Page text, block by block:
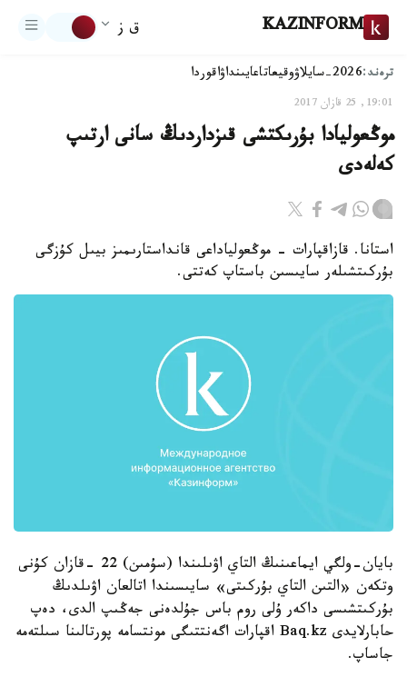
KAZINFORM ق ز
ترەند:2026-سايلاۋ وقيعاتاعايىنداۋاقوردا
19:01, 25 قازان 2017
موڭعوليادا بۇرىكتشى قىزداردىڭ سانى ارتىپ
كەلەدى
استانا. قازاقپارات - موڭعولياداعى قانداستارىمىز بيىل كۇزگى
بۇركىتشىلەر سايىسىن باستاپ كەتتى.
بايان-ولگي ايماعىنىڭ التاي اۋىلىندا (سۇمىن) 22 -قازان كۇنى
وتكەن «التىن التاي بۇركىتى» سايىسىندا اتالعان اۋىلدىڭ
بۇركىتشىسى داكەر ۇلى روم باس جۇلدەنى جەڭىپ الدى، دەپ
حابارلايدى Baq.kz اقپارات اگەنتتىگى مونتسامە پورتالىنا سىلتەمە
جاساپ.